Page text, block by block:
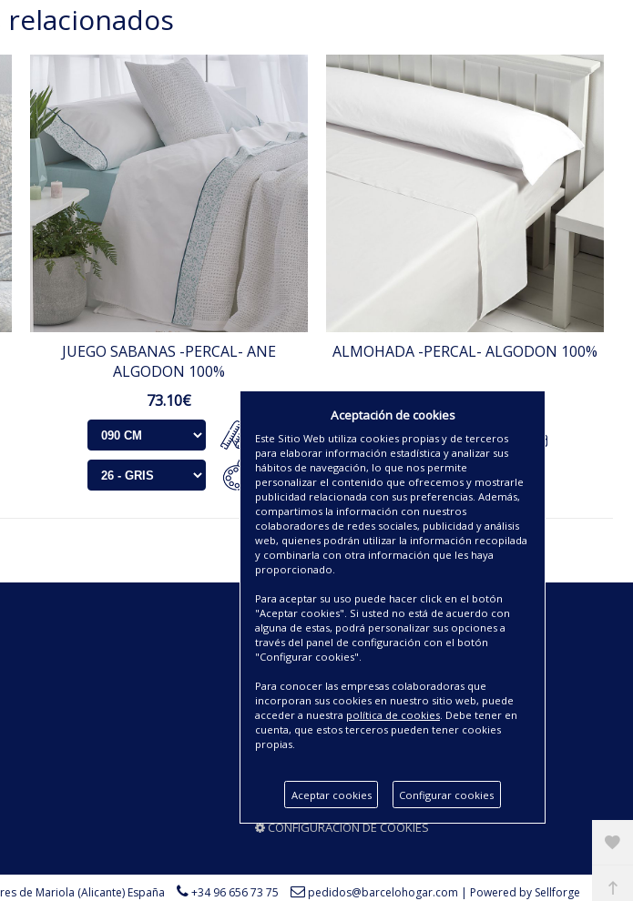
JUEGO SABANAS -PERCAL- ANE
ALGODON 100%
73.10€
ALMOHADA -PERCAL- ALGODON 100%
ENLACES
CATÁLOGOS PDF
SOBRE NOSOTROS
CONDICIONES DE ENVÍO Y ENTREGA
POLÍTICA DE DEVOLUCIONES
AVISO LEGAL
POLÍTICA DE PRIVACIDAD
POLÍTICA DE COOKIES
CONFIGURACIÓN DE COOKIES
de Mariola (Alicante) España +34 96 656 73 75 pedidos@barcelohogar.com |Powered by Sellforge
Aceptación de cookies
Este Sitio Web utiliza cookies propias y de terceros
para elaborar información estadística y analizar sus
hábitos de navegación, lo que nos permite
personalizar el contenido que ofrecemos y mostrarle
publicidad relacionada con sus preferencias. Además,
compartimos la información con nuestros
colaboradores de redes sociales, publicidad y análisis
web, quienes podrán utilizar la información recopilada
y combinarla con otra información que les haya
proporcionado.
Para aceptar su uso puede hacer click en el botón
"Aceptar cookies". Si usted no está de acuerdo con
alguna de estas, podrá personalizar sus opciones a
través del panel de configuración con el botón
"Configurar cookies".
Para conocer las empresas colaboradoras que
incorporan sus cookies en nuestro sitio web, puede
acceder a nuestra política de cookies. Debe tener en
cuenta, que estos terceros pueden tener cookies
propias.
Aceptar cookies Configurar cookies